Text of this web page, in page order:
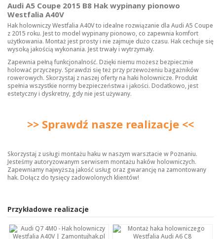
Audi A5 Coupe 2015 B8 Hak wypinany pionowo
Westfalia A40V
Hak holowniczy Westfalia A40V to idealne rozwiązanie dla Audi A5 Coupe
z 2015 roku. Jest to model wypinany pionowo, co zapewnia komfort
użytkowania. Montaż jest prosty i nie zajmuje dużo czasu. Hak cechuje się
wysoką jakością wykonania. Jest trwały i wytrzymały.
Zapewnia pełną funkcjonalność. Dzięki niemu możesz bezpiecznie
holować przyczepy. Sprawdzi się też przy przewożeniu bagażników
rowerowych. Skorzystaj z naszej oferty na haki holownicze. Produkt
spełnia wszystkie normy bezpieczeństwa i jakości. Dodatkowo, jest
estetyczny i dyskretny, gdy nie jest używany.
>> Sprawdź nasze realizacje <<
Skorzystaj z usługi montażu haku w naszym warsztacie w Poznaniu.
Jesteśmy autoryzowanym serwisem montażu haków holowniczych.
Zapewniamy najwyższą jakość usług oraz gwarancję na zamontowany
hak. Dołącz do tysięcy zadowolonych klientów!
Przykładowe realizacje